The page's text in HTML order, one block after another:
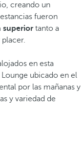
creando un
fueron
superior tanto a
en esta
ubicado en el
por las mañanas y
y variedad de